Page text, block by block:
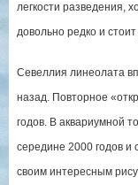
легкости разведения,
довольно редко и стоит
Севеллия линеолата
назад. Повторное
годов. В аквариумной
середине 2000 годов и
своим интересным